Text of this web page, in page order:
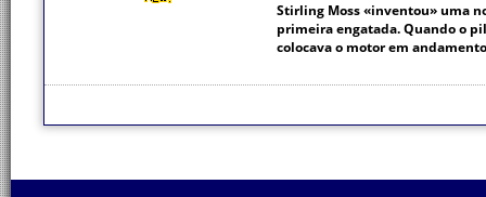
Stirling Moss «inventou» uma
primeira engatada. Quando o
colocava o motor em